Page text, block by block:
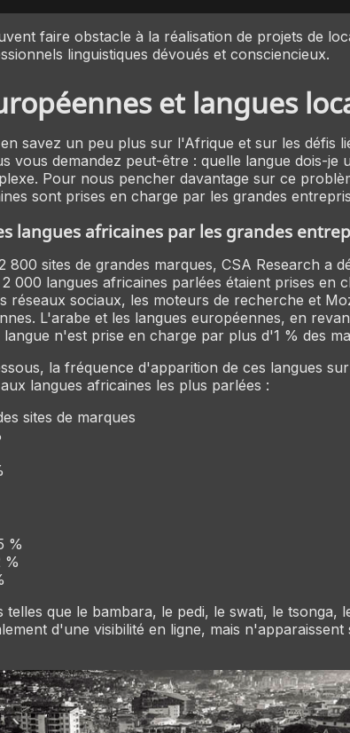
faire obstacle à la réalisation de projets de
linguistiques dévoués et consciencieux.
et langues
savez un peu plus sur l'Afrique et sur les défis
vous demandez peut-être : quelle langue dois-je
Pour nous pencher davantage sur ce
sont prises en charge par les grandes
langues africaines par les grandes
800 sites de grandes marques, CSA Research a
000 langues africaines parlées étaient prises en
réseaux sociaux, les moteurs de recherche et
L'arabe et les langues européennes, en
n'est prise en charge par plus d'1 % des
la fréquence d'apparition de ces langues sur
langues africaines les plus parlées :
sites de marques
%
%
telles que le bambara, le pedi, le swati, le tsonga,
d'une visibilité en ligne, mais n'apparaissent